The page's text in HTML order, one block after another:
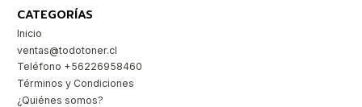
CATEGORÍAS
Inicio
ventas@todotoner.cl
Teléfono +56226958460
Términos y Condiciones
¿Quiénes somos?